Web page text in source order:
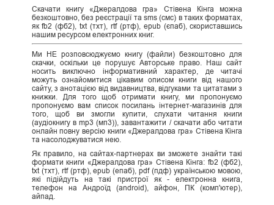
Скачати книгу «Джералдова гра» Стівена Кінга можна
безкоштовно, без реєстрації та sms (смс) в таких форматах,
як fb2 (фб2), txt (тхт), rtf (ртф), epub (єпаб), скориставшись
нашим ресурсом електронних книг.
Ми НЕ розповсюджуємо книгу (файли) безкоштовно для
скачки, оскільки це порушує Авторське право. Наш сайт
носить виключно інформативний характер, де читачі
можуть ознайомитися цікавим описом книги від нашого
сайту, з анотацією від видавництва, відгуками та цитатами з
книжки. Для того щоб отримати книгу, ми пропонуємо
пропонуємо вам список посилань інтернет-магазинів для
того, щоб ви змогли купити, слухати читання книги
(аудіокнигу в mp3 (мп3)), завантажити / скачати або читати
онлайн повну версію книги «Джералдова гра» Стівена Кінга
та насолоджуватися нею.
Як правило, на сайтах-партнерах ви зможете знайти такі
формати книги «Джералдова гра» Стівена Кінга: fb2 (фб2),
txt (тхт), rtf (ртф), epub (епаб), pdf (пдф) українською мовою,
які підійдуть на такі пристрої як - електронна книга,
телефон на Андроїд (android), айфон, ПК (комп'ютер),
айпад.